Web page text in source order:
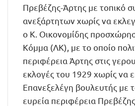
Πρεβέζης-Άρτης με τοπικό
ανεξάρτητων χωρίς να
ο Κ. Οικονομίδης
Κόμμα (ΛΚ), με το οποίο
περιφέρεια Άρτης στις
εκλογές του 1929 χωρίς να
Επανεξελέγη βουλευτής με
ευρεία περιφέρεια